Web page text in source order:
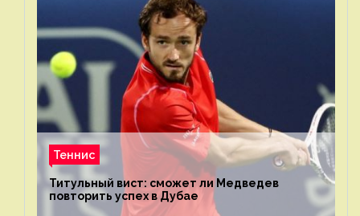
Теннис
Титульный вист: сможет ли Медведев
повторить успех в Дубае